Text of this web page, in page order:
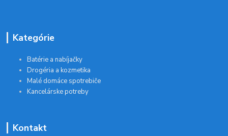
Kategórie
Batérie a nabíjačky
Drogéria a kozmetika
Malé domáce spotrebiče
Kancelárske potreby
Kontakt